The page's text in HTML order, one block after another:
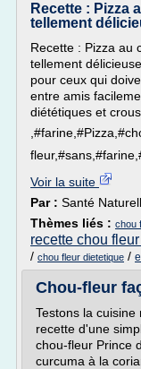
Recette : Pizza
tellement
Recette : Pizza au
tellement
pour ceux qui
entre amis
diététiques et
Voir la suite
Par : Santé
Thèmes liés : chou
recette chou
/ chou fleur dietetique /
Chou-fleur
Testons la
recette d'une
chou-fleur Prince
curcuma à la